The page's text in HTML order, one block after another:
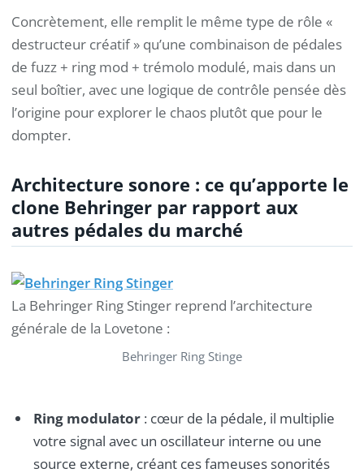
Concrètement, elle remplit le même type de rôle «
destructeur créatif » qu’une combinaison de pédales
de fuzz + ring mod + trémolo modulé, mais dans un
seul boîtier, avec une logique de contrôle pensée dès
l’origine pour explorer le chaos plutôt que pour le
dompter.
Architecture sonore : ce qu’apporte le
clone Behringer par rapport aux
autres pédales du marché
Behringer Ring Stinge
La Behringer Ring Stinger reprend l’architecture
générale de la Lovetone :
Ring modulator: cœur de la pédale, il multiplie
votre signal avec un oscillateur interne ou une
source externe, créant ces fameuses sonorités